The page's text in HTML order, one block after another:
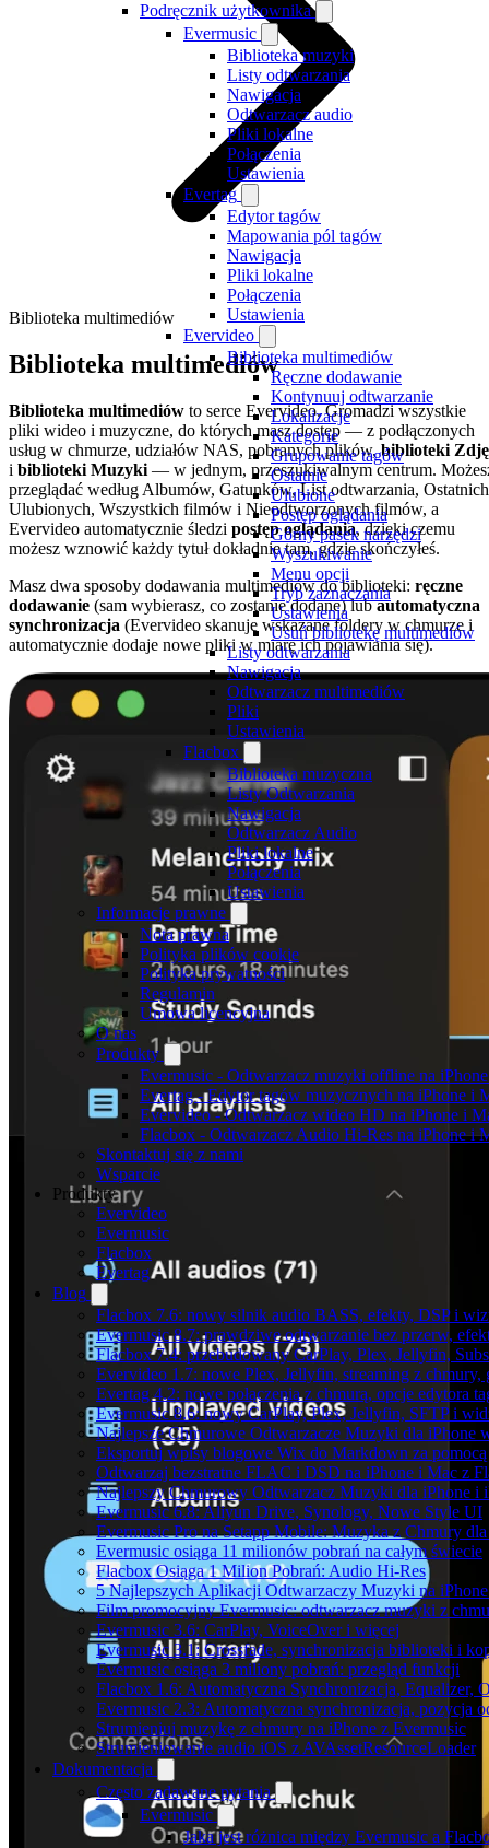
Podręcznik użytkownika
Evermusic
Biblioteka muzyki
Listy odtwarzania
Nawigacja
Odtwarzacz audio
Pliki lokalne
Połączenia
Ustawienia
Evertag
Edytor tagów
Mapowania pól tagów
Nawigacja
Pliki lokalne
Połączenia
Ustawienia
Evervideo
Biblioteka multimediów
Ręczne dodawanie
Kontynuuj odtwarzanie
Lokalizacje
Kategorie
Grupowanie tagów
Ostatnie
Ulubione
Postęp oglądania
Górny pasek narzędzi
Wyszukiwanie
Menu opcji
Tryb zaznaczania
Ustawienia
Usuń bibliotekę multimediów
Listy odtwarzania
Nawigacja
Odtwarzacz multimediów
Pliki
Ustawienia
Flacbox
Biblioteka muzyczna
Listy Odtwarzania
Nawigacja
Odtwarzacz Audio
Pliki lokalne
Połączenia
Ustawienia
Informacje prawne
Nota prawna
Polityka plików cookie
Polityka prywatności
Regulamin
Umowa licencyjna
O nas
Produkty
Evermusic - Odtwarzacz muzyki offline na
Evertag - Edytor tagów muzycznych na iPhone i
Evervideo - Odtwarzacz wideo HD na iPhone i
Flacbox - Odtwarzacz Audio Hi-Res na iPhone i
Skontaktuj się z nami
Wsparcie
Produkty
Evervideo
Evermusic
Flacbox
Evertag
Blog
Flacbox 7.6: nowy silnik audio BASS, efekty, DSP i
Evermusic 8.7: prawdziwe odtwarzanie bez przerw,
Flacbox 7.4: przebudowany CarPlay, Plex, Jellyfin,
Evervideo 1.7: nowe Plex, Jellyfin, streaming z chmury,
Evertag 4.2: nowe połączenia z chmurą, opcje edytora
Evermusic 8.6: nowy CarPlay, Plex, Jellyfin, SFTP i
Najlepsze Chmurowe Odtwarzacze Muzyki dla iPhone
Eksportuj wpisy blogowe Wix do Markdown za
Odtwarzaj bezstratne FLAC i DSD na iPhone i Mac z
Najlepszy Chmurowy Odtwarzacz Muzyki dla iPhone i
Evermusic 6.8: Aliyun Drive, Synology, Nowe Style UI
Evermusic Pro na Setapp Mobile: Muzyka z Chmury
Evermusic osiąga 11 milionów pobrań na całym świecie
Flacbox Osiąga 1 Milion Pobrań: Audio Hi-Res
5 Najlepszych Aplikacji Odtwarzaczy Muzyki na
Film promocyjny Evermusic: odtwarzacz muzyki z
Evermusic 3.6: CarPlay, VoiceOver i więcej
Evermusic 3.1: Crossfade, synchronizacja biblioteki i
Evermusic osiąga 3 miliony pobrań: przegląd funkcji
Flacbox 1.6: Automatyczna Synchronizacja, Equalizer,
Evermusic 2.3: Automatyczna synchronizacja, pozycja
Strumieniuj muzykę z chmury na iPhone z Evermusic
Strumieniowanie audio iOS z AVAssetResourceLoader
Dokumentacja
Często zadawane pytania
Evermusic
Jaka jest różnica między Evermusic a
Biblioteka multimediów
Biblioteka multimediów
Biblioteka multimediów to serce Evervideo. Gromadzi wszystkie
pliki wideo i muzyczne, do których masz dostęp — z podłączonych
usług w chmurze, udziałów NAS, pobranych plików,biblioteki
i biblioteki Muzyki — w jednym, przeszukiwalnym centrum.
przeglądać według Albumów, Gatunków, List odtwarzania,
Ulubionych, Wszystkich filmów i Nieodtworzonych filmów, a
Evervideo automatycznie śledzi postęp oglądania, dzięki czemu
możesz wznowić każdy tytuł dokładnie tam, gdzie skończyłeś.
Masz dwa sposoby dodawania multimediów do biblioteki: ręczne
dodawanie (sam wybierasz, co zostanie dodane) lubautomatyczna
synchronizacja (Evervideo skanuje wskazane foldery w chmurze i
automatycznie dodaje nowe pliki w miarę ich pojawiania się).